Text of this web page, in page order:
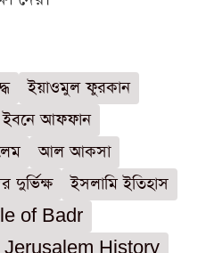
ইয়াওমুল ফুরকান
আফফান
আল আকসা
দুর্ভিক্ষ
ইসলামি ইতিহাস
of Badr
Jerusalem History